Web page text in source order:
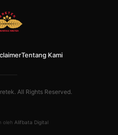
Tentang Kami
All Rights Reserved.
oleh Alifbata Digital